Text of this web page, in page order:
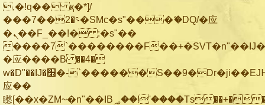
,�!q�� қ�*]/
���؝�2��7�SMc�s"���ޭ�DQ/�应
�ܢ��F_��!� :�s"��
����7`��������F
�应����B ��4�
w�D"��IJ�׭�-`������S��9�Dr�ji��EJ߅��gJ�
应��
矁[��x�ZM~�n"��IB؃��!'����Тѕ��+��(m��IK�ʭ�/|